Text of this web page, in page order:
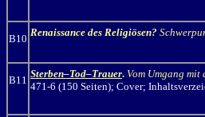
B10
Renaissance des Religiösen?
B11
Sterben–Tod–Trauer. Vom Umgang mit
471-6 (150 Seiten); Cover;